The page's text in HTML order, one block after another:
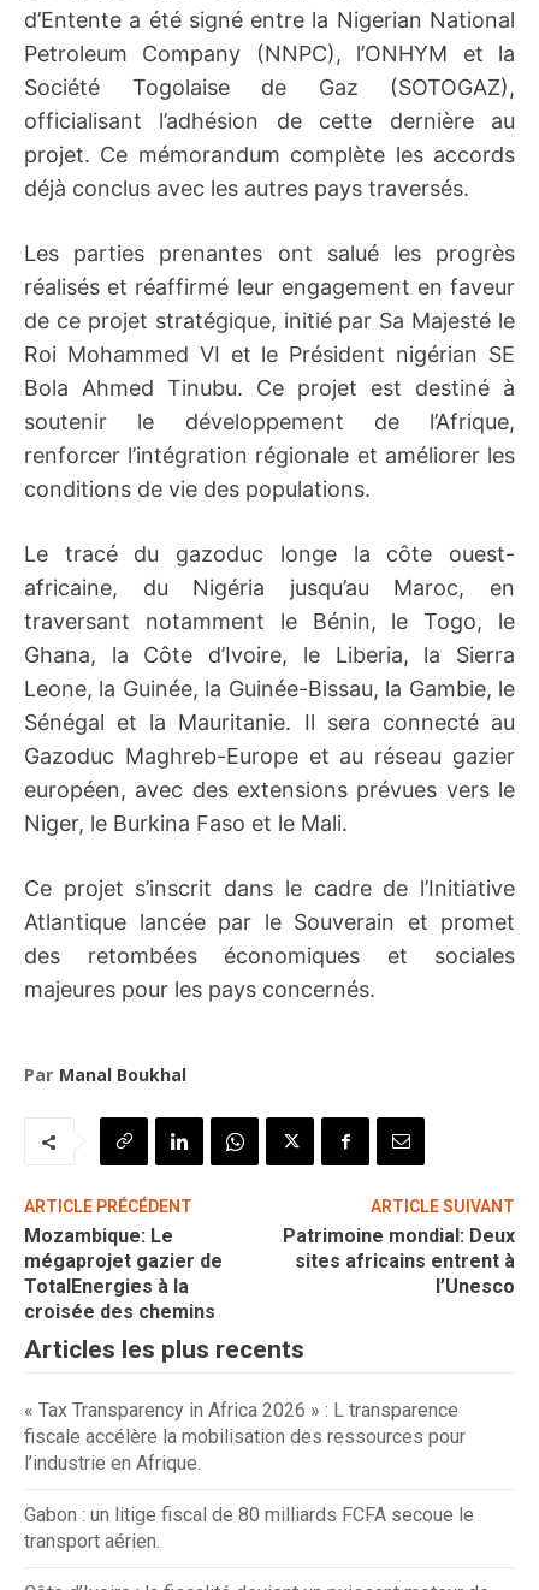
d’Entente a été signé entre la Nigerian National
Petroleum Company (NNPC), l’ONHYM et la
Société Togolaise de Gaz (SOTOGAZ),
officialisant l’adhésion de cette dernière au
projet. Ce mémorandum complète les accords
déjà conclus avec les autres pays traversés.
Les parties prenantes ont salué les progrès
réalisés et réaffirmé leur engagement en faveur
de ce projet stratégique, initié par Sa Majesté le
Roi Mohammed VI et le Président nigérian SE
Bola Ahmed Tinubu. Ce projet est destiné à
soutenir le développement de l’Afrique,
renforcer l’intégration régionale et améliorer les
conditions de vie des populations.
Le tracé du gazoduc longe la côte ouest-
africaine, du Nigéria jusqu’au Maroc, en
traversant notamment le Bénin, le Togo, le
Ghana, la Côte d’Ivoire, le Liberia, la Sierra
Leone, la Guinée, la Guinée-Bissau, la Gambie, le
Sénégal et la Mauritanie. Il sera connecté au
Gazoduc Maghreb-Europe et au réseau gazier
européen, avec des extensions prévues vers le
Niger, le Burkina Faso et le Mali.
Ce projet s’inscrit dans le cadre de l’Initiative
Atlantique lancée par le Souverain et promet
des retombées économiques et sociales
majeures pour les pays concernés.
Par Manal Boukhal
ARTICLE PRÉCÉDENT
Mozambique: Le
mégaprojet gazier de
TotalEnergies à la
croisée des chemins
ARTICLE SUIVANT
Patrimoine mondial: Deux
sites africains entrent à
l’Unesco
Articles les plus recents
« Tax Transparency in Africa 2026 » : L transparence
fiscale accélère la mobilisation des ressources pour
l’industrie en Afrique.
Gabon : un litige fiscal de 80 milliards FCFA secoue le
transport aérien.